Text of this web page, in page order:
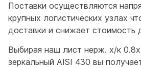
Поставки осуществляются
крупных логистических узлах
доставки и снижает стоимость
Выбирая наш лист нерж. х/к
зеркальный AISI 430 вы